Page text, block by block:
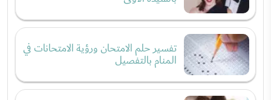
تفسير حلم الامتحان ورؤية الامتحانات في
المنام بالتفصيل